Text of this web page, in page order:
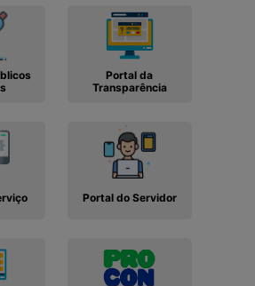
Portal da
Transparência
Portal do Servidor